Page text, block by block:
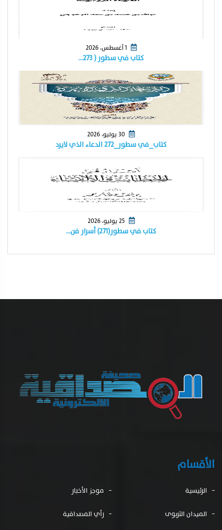
1 أغسطس، 2026
كتاب في سطور ( ٢٧٣…
كتاب_في سطور_٢٧٢ الدعاء الذي لايرد
كتاب في سطور(٢٧١) أسرار فن…
الأقسام
الرئيسية موجز الأخبار
الميدان التربوى رأي المصداقية